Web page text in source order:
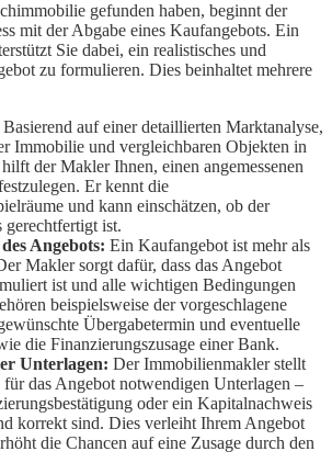
gefunden haben, beginnt der
mit der Abgabe eines Kaufangebots. Ein
Sie dabei, ein realistisches und
zu formulieren. Dies beinhaltet mehrere
Basierend auf einer detaillierten Marktanalyse,
Immobilie und vergleichbaren Objekten in
der Makler Ihnen, einen angemessenen
Er kennt die
und kann einschätzen, ob der
gerechtfertigt ist.
Angebots: Ein Kaufangebot ist mehr als
Makler sorgt dafür, dass das Angebot
ist und alle wichtigen Bedingungen
beispielsweise der vorgeschlagene
Übergabetermin und eventuelle
die Finanzierungszusage einer Bank.
Unterlagen: Der Immobilienmakler stellt
für das Angebot notwendigen Unterlagen –
oder ein Kapitalnachweis
korrekt sind. Dies verleiht Ihrem Angebot
die Chancen auf eine Zusage durch den